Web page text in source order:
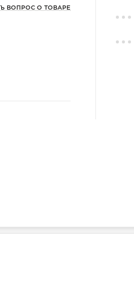
ВОПРОС О ТОВАРЕ